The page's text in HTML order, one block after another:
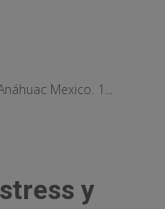
Mexico. 1...
y